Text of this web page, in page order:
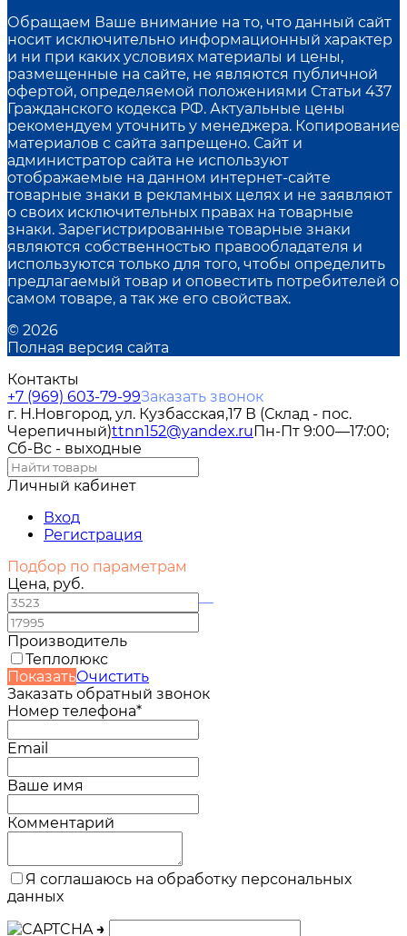
Обращаем Ваше внимание на то, что данный сайт
носит исключительно информационный характер
и ни при каких условиях материалы и цены,
размещенные на сайте, не являются публичной
офертой, определяемой положениями Статьи 437
Гражданского кодекса РФ. Актуальные цены
рекомендуем уточнить у менеджера. Копирование
материалов с сайта запрещено. Сайт и
администратор сайта не используют
отображаемые на данном интернет-сайте
товарные знаки в рекламных целях и не заявляют
о своих исключительных правах на товарные
знаки. Зарегистрированные товарные знаки
являются собственностью правообладателя и
используются только для того, чтобы определить
предлагаемый товар и оповестить потребителей о
самом товаре, а так же его свойствах.
© 2026
Полная версия сайта
Контакты
+7 (969) 603-79-99Заказать звонок
г. Н.Новгород, ул. Кузбасская,17 В (Склад - пос.
Черепичный)ttnn152@yandex.ruПн-Пт 9:00—17:00;
Сб-Вс - выходные
Личный кабинет
Вход
Регистрация
Подбор по параметрам
Цена, руб.
—
Производитель
Теплолюкс
ПоказатьОчистить
Заказать обратный звонок
Номер телефона*
Email
Ваше имя
Комментарий
Я соглашаюсь на обработку персональных
данных
→